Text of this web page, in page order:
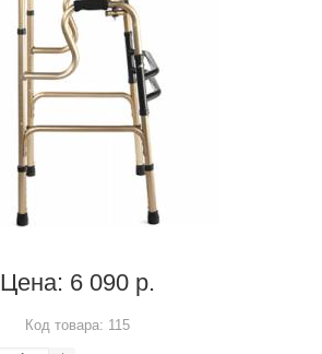
Цена: 6 090 р.
Код товара: 115